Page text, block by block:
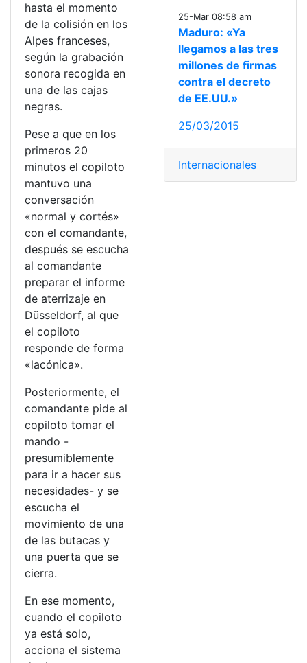
hasta el momento
de la colisión en los
Alpes franceses,
según la grabación
sonora recogida en
una de las cajas
negras.
Pese a que en los
primeros 20
minutos el copiloto
mantuvo una
conversación
«normal y cortés»
con el comandante,
después se escucha
al comandante
preparar el informe
de aterrizaje en
Düsseldorf, al que
el copiloto
responde de forma
«lacónica».
Posteriormente, el
comandante pide al
copiloto tomar el
mando -
presumiblemente
para ir a hacer sus
necesidades- y se
escucha el
movimiento de una
de las butacas y
una puerta que se
cierra.
En ese momento,
cuando el copiloto
ya está solo,
acciona el sistema
25-Mar 08:58 am
Maduro: «Ya
llegamos a las tres
millones de firmas
contra el decreto
de EE.UU.»
25/03/2015
Internacionales